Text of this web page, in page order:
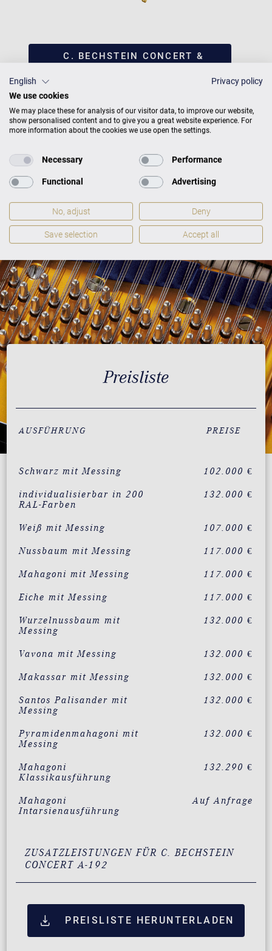
C. BECHSTEIN CONCERT &
Preisliste
AUSFÜHRUNG PREISE
Schwarz mit Messing 102.000 €
individualisierbar in 200
RAL-Farben
132.000 €
Weiß mit Messing 107.000 €
Nussbaum mit Messing 117.000 €
Mahagoni mit Messing 117.000 €
Eiche mit Messing 117.000 €
Wurzelnussbaum mit
Messing
132.000 €
Vavona mit Messing 132.000 €
Makassar mit Messing 132.000 €
Santos Palisander mit
Messing
132.000 €
Pyramidenmahagoni mit
Messing
132.000 €
Mahagoni
Klassikausführung
132.290 €
Mahagoni
Intarsienausführung
Auf Anfrage
ZUSATZLEISTUNGEN FÜR C. BECHSTEIN
CONCERT A-192
PREISLISTE HERUNTERLADEN
English
Privacy policy
We use cookies
We may place these for analysis of our visitor data, to improve our website,
show personalised content and to give you a great website experience. For
more information about the cookies we use open the settings.
Necessary Performance
Functional Advertising
No, adjust Deny
Save selection Accept all